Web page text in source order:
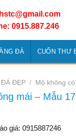
0915.887.246
ĐÁ CUỐN THƯ
ĐÁ ĐẸP / Mộ không
mái – Mẫu 17
giá: 0915887246